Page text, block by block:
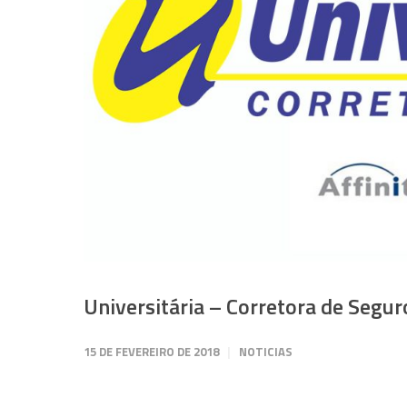
Universitária – Corretora de
15 DE FEVEREIRO DE 2018 NOTICIAS